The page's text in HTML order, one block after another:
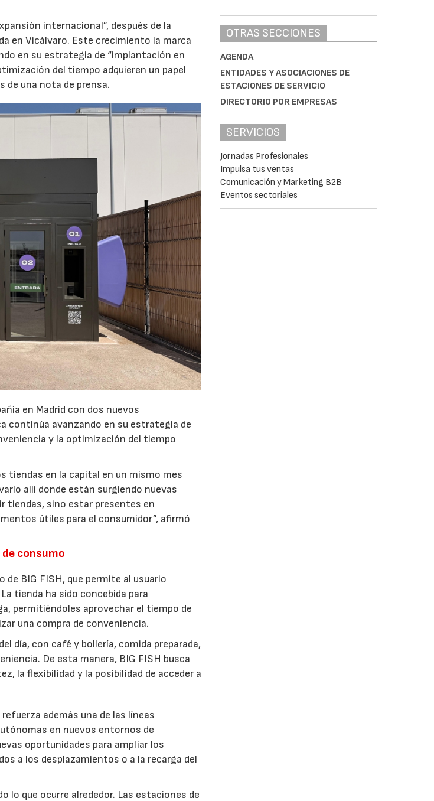
internacional”, después de la
en Vicálvaro. Este crecimiento la marca
en su estrategia de “implantación en
del tiempo adquieren un papel
de una nota de prensa.
en Madrid con dos nuevos
continúa avanzando en su estrategia de
y la optimización del tiempo
tiendas en la capital en un mismo mes
allí donde están surgiendo nuevas
tiendas, sino estar presentes en
útiles para el consumidor”, afirmó
consumo
BIG FISH, que permite al usuario
tienda ha sido concebida para
permitiéndoles aprovechar el tiempo de
una compra de conveniencia.
día, con café y bollería, comida preparada,
De esta manera, BIG FISH busca
la flexibilidad y la posibilidad de acceder a
además una de las líneas
en nuevos entornos de
oportunidades para ampliar los
a los desplazamientos o a la recarga del
lo que ocurre alrededor. Las estaciones de
OTRAS SECCIONES
AGENDA
ENTIDADES Y ASOCIACIONES DE
ESTACIONES DE SERVICIO
DIRECTORIO POR EMPRESAS
SERVICIOS
Jornadas Profesionales
Impulsa tus ventas
Comunicación y Marketing B2B
Eventos sectoriales